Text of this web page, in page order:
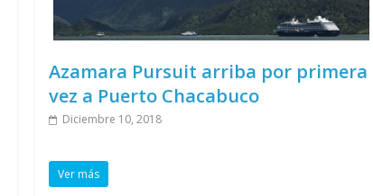
Azamara Pursuit arriba por primera
vez a Puerto Chacabuco
Diciembre 10, 2018
Ver más